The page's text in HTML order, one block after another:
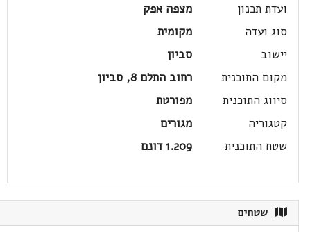
ועדת תכנון
מצפה אפק
סוג ועדה
מקומית
יישוב
סביון
מקום התוכנית
רחוב התלם 8, סביון
סיווג התוכנית
מפורטת
קטגוריה
מגורים
שטח התוכנית
1.209 דונם
שטחים